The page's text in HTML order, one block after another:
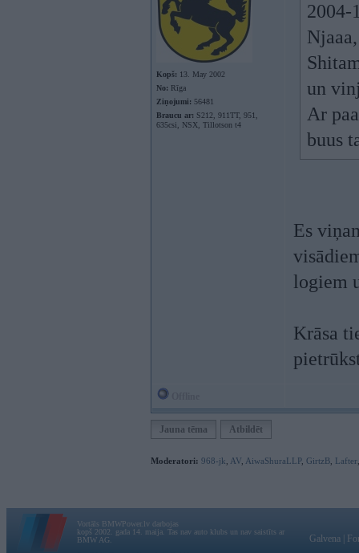
Kopš: 13. May 2002
No: Rīga
Ziņojumi: 56481
Braucu ar: S212, 911TT, 951,
635csi, NSX, Tillotson t4
2004-
un
Ar
buus
Es
logiem
Krāsa
Jauna tēma Atbildēt
Moderatori: 968-jk AV AiwaShuraLLP, GirtzB Lafter
Vortāls BMWPower.lv darbojas
kopš 2002. gada 14. maija. Tas nav auto klubs un nav saistīts ar
BMW AG.
Galvena